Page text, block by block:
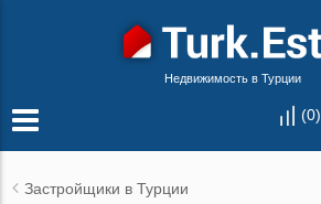
Недвижимость в Турции
(0)
Застройщики в Турции